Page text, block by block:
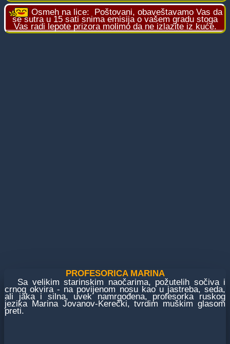
Osmeh na lice: Poštovani, obaveštavamo Vas da
se sutra u 15 sati snima emisija o vašem gradu stoga
Vas radi lepote prizora molimo da ne izlazite iz kuće.
PROFESORICA MARINA
Sa velikim starinskim naočarima, požutelih sočiva i
crnog okvira - na povijenom nosu kao u jastreba, seda,
ali jaka i silna, uvek namrgođena, profesorka ruskog
jezika Marina Jovanov-Kerečki, tvrdim muškim glasom
preti.